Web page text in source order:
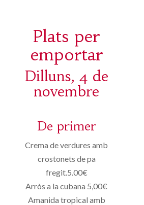
Plats per
emportar
Dilluns, 4 de
novembre
De primer
Crema de verdures amb
crostonets de pa
fregit.5.00€
Arròs a la cubana 5,00€
Amanida tropical amb